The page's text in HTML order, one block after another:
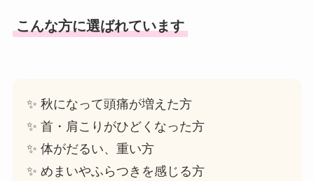
こんな方に選ばれています
✨ 秋になって頭痛が増えた方
✨ 首・肩こりがひどくなった方
✨ 体がだるい、重い方
✨ めまいやふらつきを感じる方